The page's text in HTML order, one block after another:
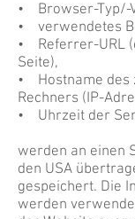
• Browser-Typ/-
• verwendetes
• Referrer-URL
Seite),
• Hostname des
Rechners (IP-
• Uhrzeit der
werden an einen
den USA
gespeichert. Die
werden